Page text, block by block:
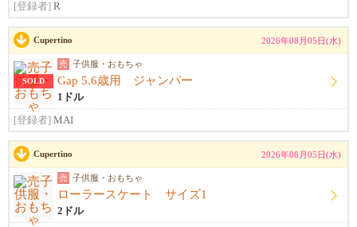
[登録者] R
Cupertino 2026年08月05日(水)
SOLD
売 子供服・おもちゃ
Gap 5.6歳用 ジャンパー
1ドル
[登録者] MAI
Cupertino 2026年08月05日(水)
売 子供服・おもちゃ
ローラースケート サイズ1
2ドル